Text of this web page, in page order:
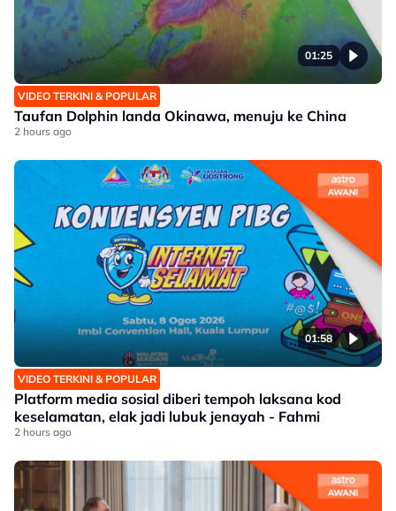
01:25
VIDEO TERKINI & POPULAR
Taufan Dolphin landa Okinawa, menuju ke China
2 hours ago
01:58
VIDEO TERKINI & POPULAR
Platform media sosial diberi tempoh laksana kod
keselamatan, elak jadi lubuk jenayah - Fahmi
2 hours ago